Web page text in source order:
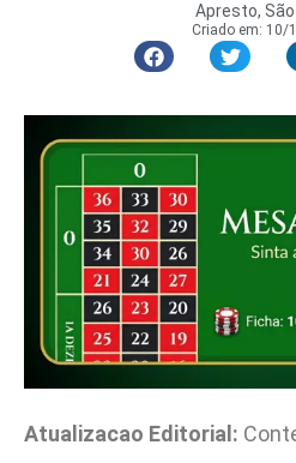
Apresto,
Criado em: 10/
Atualizacao Editorial: